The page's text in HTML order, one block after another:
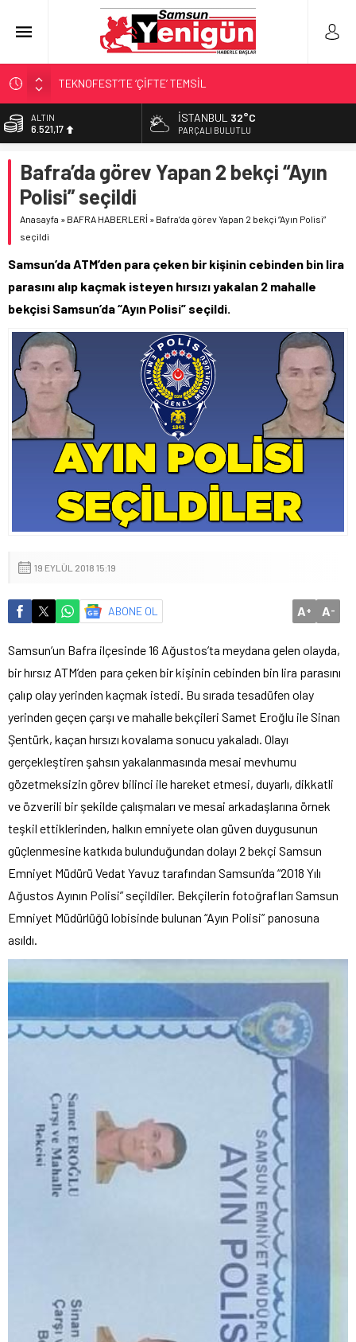
TEKNOFEST’TE ‘ÇİFTE’ TEMSİL
ÇÜRÜYEN BİNADAN FABRİKAYA!
SAMSUN YANACAK!
4 KOLDAN FARKINDALIK!
ALTIN
6.521,17
13.685,30
DOLAR
47,5953
EURO
İSTANBUL 32°C
PARÇALI BULUTLU
Bafra’da görev Yapan 2 bekçi “Ayın
Polisi” seçildi
Anasayfa » BAFRA HABERLERİ » Bafra’da görev Yapan 2 bekçi “Ayın Polisi”
seçildi
Samsun’da ATM’den para çeken bir kişinin cebinden bin lira
parasını alıp kaçmak isteyen hırsızı yakalan 2 mahalle
bekçisi Samsun’da “Ayın Polisi” seçildi.
19 EYLÜL 2018 15:19
ABONE OL A+ A-
Samsun’un Bafra ilçesinde 16 Ağustos’ta meydana gelen olayda,
bir hırsız ATM’den para çeken bir kişinin cebinden bin lira parasını
çalıp olay yerinden kaçmak istedi. Bu sırada tesadüfen olay
yerinden geçen çarşı ve mahalle bekçileri Samet Eroğlu ile Sinan
Şentürk, kaçan hırsızı kovalama sonucu yakaladı. Olayı
gerçekleştiren şahsın yakalanmasında mesai mevhumu
gözetmeksizin görev bilinci ile hareket etmesi, duyarlı, dikkatli
ve özverili bir şekilde çalışmaları ve mesai arkadaşlarına örnek
teşkil ettiklerinden, halkın emniyete olan güven duygusunun
güçlenmesine katkıda bulunduğundan dolayı 2 bekçi Samsun
Emniyet Müdürü Vedat Yavuz tarafından Samsun’da “2018 Yılı
Ağustos Ayının Polisi” seçildiler. Bekçilerin fotoğrafları Samsun
Emniyet Müdürlüğü lobisinde bulunan “Ayın Polisi” panosuna
asıldı.